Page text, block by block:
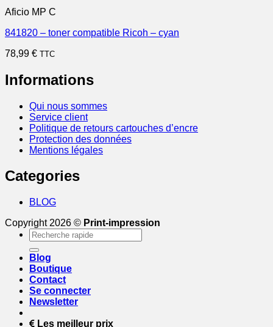
Aficio MP C
841820 – toner compatible Ricoh – cyan
78,99 € TTC
Informations
Qui nous sommes
Service client
Politique de retours cartouches d’encre
Protection des données
Mentions légales
Categories
BLOG
Copyright 2026 © Print-impression
Recherche
pour :
Blog
Boutique
Contact
Se connecter
Newsletter
Les meilleur prix